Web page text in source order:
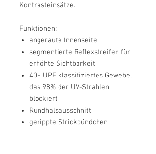
Kontrasteinsätze.
Funktionen:
angeraute Innenseite
segmentierte Reflexstreifen für
erhöhte Sichtbarkeit
40+ UPF klassifiziertes Gewebe,
das 98% der UV-Strahlen
blockiert
Rundhalsausschnitt
gerippte Strickbündchen